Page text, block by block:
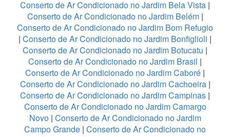
Conserto de Ar Condicionado no Jardim Bela Vista |
Conserto de Ar Condicionado no Jardim Belém|
Conserto de Ar Condicionado no Jardim Bom Refugio
| Conserto de Ar Condicionado no Jardim Bonfiglioli |
Conserto de Ar Condicionado no Jardim Botucatu |
Conserto de Ar Condicionado no Jardim Brasil |
Conserto de Ar Condicionado no Jardim Caboré |
Conserto de Ar Condicionado no Jardim Cachoeira|
Conserto de Ar Condicionado no Jardim Campinas |
Conserto de Ar Condicionado no Jardim Camargo
Novo| Conserto de Ar Condicionado no Jardim
Campo Grande | Conserto de Ar Condicionado no